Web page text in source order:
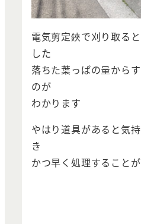
電気剪定鋏で刈り取る
した
落ちた葉っぱの量から
のが
わかります
やはり道具があると気
き
かつ早く処理すること